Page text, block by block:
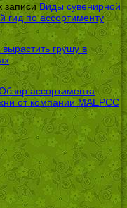
записиВиды сувенирной
гид по ассортименту
вырастить грушу в
ассортимента
от компании МАЕРСС